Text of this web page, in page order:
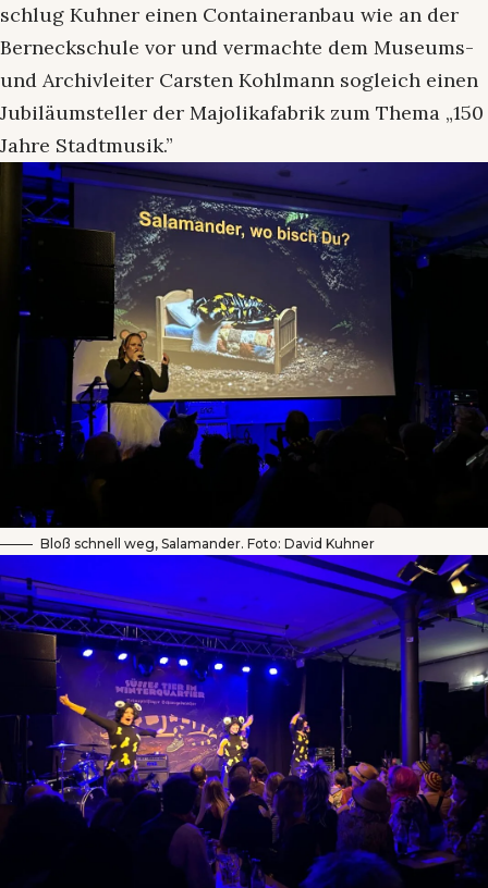
schlug Kuhner einen Containeranbau wie an der
Berneckschule vor und vermachte dem Museums-
und Archivleiter Carsten Kohlmann sogleich einen
Jubiläumsteller der Majolikafabrik zum Thema „150
Jahre Stadtmusik.”
Bloß schnell weg, Salamander. Foto: David Kuhner